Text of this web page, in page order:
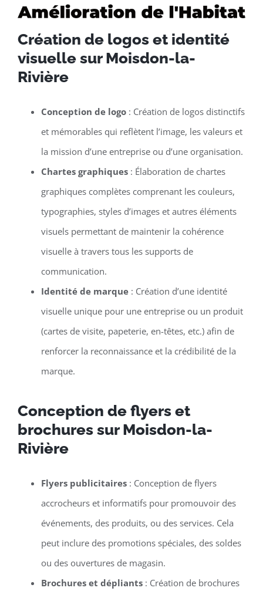
Création de logos et identité
visuelle sur Moisdon-la-
Rivière
Conception de logo: Création de logos distinctifs
et mémorables qui reflètent l’image, les valeurs et
la mission d’une entreprise ou d’une organisation.
Chartes graphiques: Élaboration de chartes
graphiques complètes comprenant les couleurs,
typographies, styles d’images et autres éléments
visuels permettant de maintenir la cohérence
visuelle à travers tous les supports de
communication.
Identité de marque: Création d’une identité
visuelle unique pour une entreprise ou un produit
(cartes de visite, papeterie, en-têtes, etc.) afin de
renforcer la reconnaissance et la crédibilité de la
marque.
Conception de flyers et
brochures sur Moisdon-la-
Rivière
Flyers publicitaires: Conception de flyers
accrocheurs et informatifs pour promouvoir des
événements, des produits, ou des services. Cela
peut inclure des promotions spéciales, des soldes
ou des ouvertures de magasin.
Brochures et dépliants: Création de brochures